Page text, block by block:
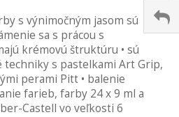
s výnimočným jasom sú
sa s prácou s
krémovú štruktúru • sú
s pastelkami Art Grip,
perami Pitt • balenie
farieb, farby 24 x 9 ml a
Castell vo veľkosti 6